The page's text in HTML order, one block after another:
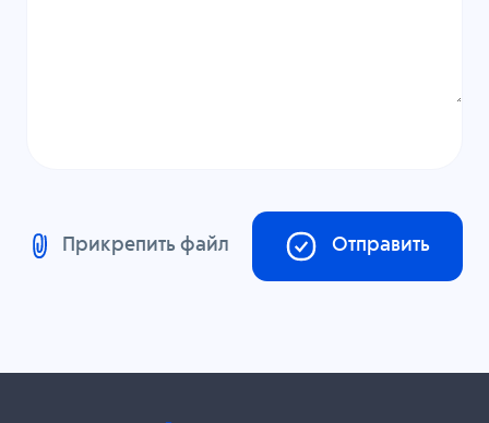
Прикрепить файл Отправить